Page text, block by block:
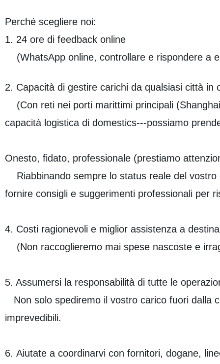
Perché scegliere noi:
1. 24 ore di feedback online
(WhatsApp online, controllare e rispondere a
2. Capacità di gestire carichi da qualsiasi città in
(Con reti nei porti marittimi principali
capacità logistica di domestics---possiamo
Onesto, fidato, professionale (prestiamo
Riabbinando sempre lo status reale del
fornire consigli e suggerimenti professionali per
4. Costi ragionevoli e miglior assistenza a
(Non raccoglieremo mai spese nascoste e
5. Assumersi la responsabilità di tutte le
Non solo spediremo il vostro carico fuori dalla
imprevedibili.
6. Aiutate a coordinarvi con fornitori, dogane,